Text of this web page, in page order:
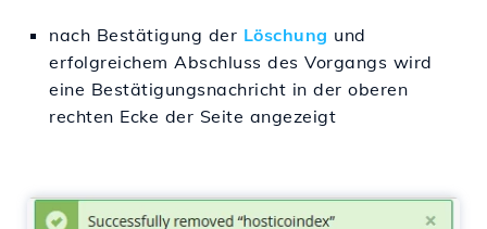
nach Bestätigung der Löschung und
erfolgreichem Abschluss des Vorgangs wird
eine Bestätigungsnachricht in der oberen
rechten Ecke der Seite angezeigt